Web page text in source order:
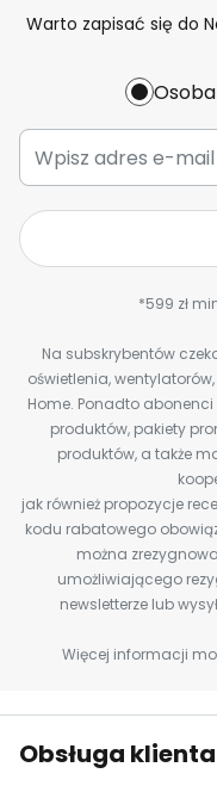
Warto zapisać się do
*599 zł
Na subskrybentów
oświetlenia,
Home. Ponadto
produktów, pakiety
produktów, a także
jak również propozycje
kodu rabatowego
można
umożliwiającego
newsletterze lub
Więcej informacji
Obsługa klienta